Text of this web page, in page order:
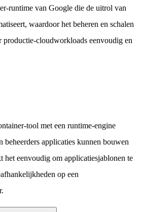
runtime van Google die de uitrol van
waardoor het beheren en schalen
productie-cloudworkloads eenvoudig en
tool met een runtime-engine
beheerders applicaties kunnen bouwen
het eenvoudig om applicatiesjablonen te
op een